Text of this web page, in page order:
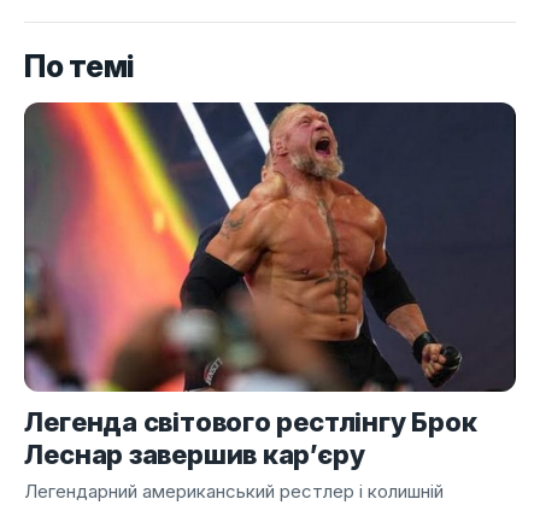
По темі
Легенда світового рестлінгу Брок
Леснар завершив кар’єру
Легендарний американський рестлер і колишній